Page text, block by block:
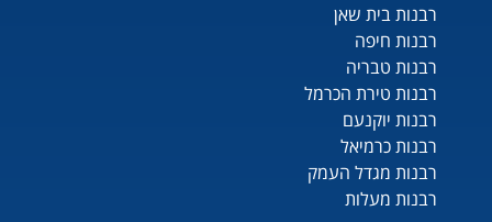
רבנות בית שאן
רבנות חיפה
רבנות טבריה
רבנות טירת הכרמל
רבנות יוקנעם
רבנות כרמיאל
רבנות מגדל העמק
רבנות מעלות